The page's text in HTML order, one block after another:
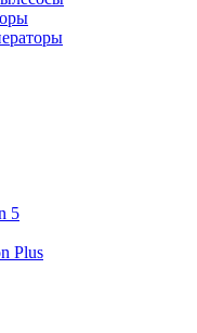
5
Plus